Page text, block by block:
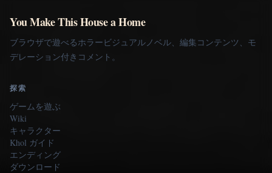
You Make This House a Home
ブラウザで遊べるホラービジュアルノベル、編集コンテンツ、モ
デレーション付きコメント。
探索
ゲームを遊ぶ
Wiki
キャラクター
Khol ガイド
エンディング
ダウンロード